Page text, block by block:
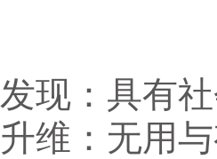
发现：具有
升维：无用